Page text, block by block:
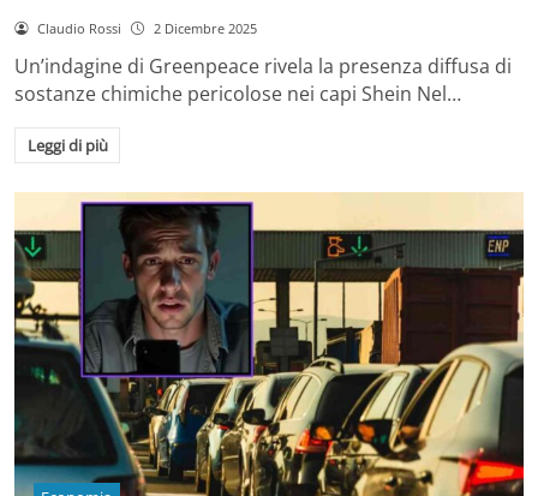
Claudio Rossi 2 Dicembre 2025
Un’indagine di Greenpeace rivela la presenza diffusa di
sostanze chimiche pericolose nei capi Shein Nel…
Leggi di più